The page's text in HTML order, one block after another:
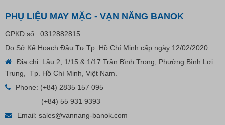
Nút Khóa Bằng Nhựa Cord Stopper – Recycled Nylon
PHỤ LIỆU MAY MẶC - VẠN NĂNG BANOK
GPKD số : 0312882815
Do Sở Kế Hoạch Đầu Tư Tp. Hồ Chí Minh cấp ngày 12/02/2020
Địa chỉ: Lầu 2, 1/15 & 1/17 Trần Bình Trọng, Phường Bình Lợi
Trung, Tp. Hồ Chí Minh, Việt Nam.
Phone: (+84) 2835 157 095
(+84) 55 931 9393
Email: sales@vannang-banok.com